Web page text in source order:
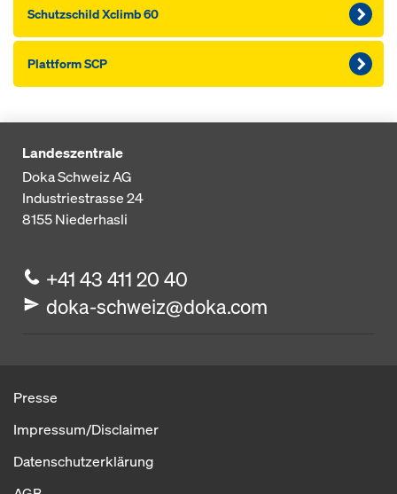
Schutzschild Xclimb 60
Plattform SCP
Landeszentrale
Doka Schweiz AG
Industriestrasse 24
8155Niederhasli
+41 43 411 20 40
doka-schweiz@doka.com
Presse
Impressum/Disclaimer
Datenschutzerklärung